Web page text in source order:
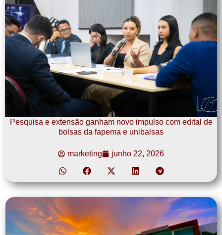
Pesquisa e extensão ganham novo impulso com edital de
bolsas da fapema e unibalsas
marketing junho 22, 2026